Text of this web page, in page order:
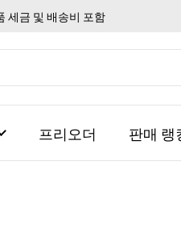
세금 및 배송비 포함
프리오더 판매 랭